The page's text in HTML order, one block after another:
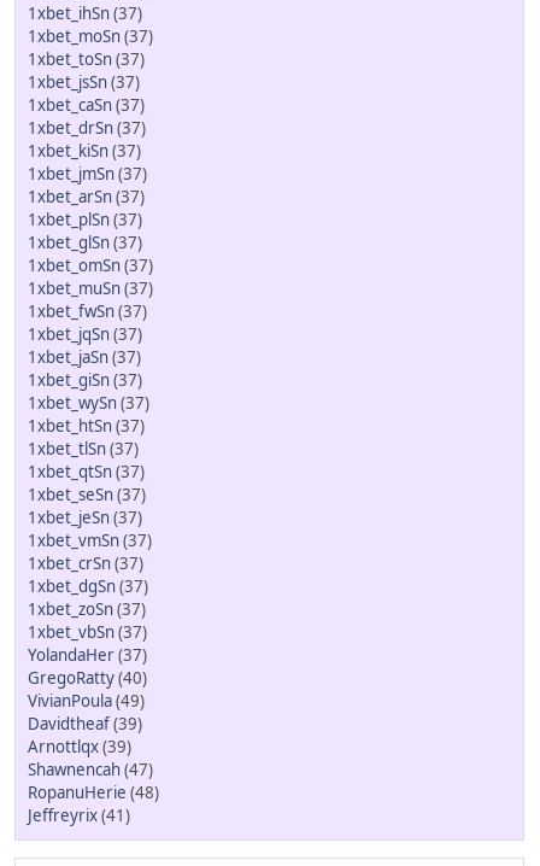
1xbet_ihSn(37)
1xbet_moSn(37)
1xbet_toSn(37)
1xbet_jsSn(37)
1xbet_caSn(37)
1xbet_drSn(37)
1xbet_kiSn(37)
1xbet_jmSn(37)
1xbet_arSn(37)
1xbet_plSn(37)
1xbet_glSn(37)
1xbet_omSn(37)
1xbet_muSn(37)
1xbet_fwSn(37)
1xbet_jqSn(37)
1xbet_jaSn(37)
1xbet_giSn(37)
1xbet_wySn(37)
1xbet_htSn(37)
1xbet_tlSn(37)
1xbet_qtSn(37)
1xbet_seSn(37)
1xbet_jeSn(37)
1xbet_vmSn(37)
1xbet_crSn(37)
1xbet_dgSn(37)
1xbet_zoSn(37)
1xbet_vbSn(37)
YolandaHer(37)
GregoRatty(40)
VivianPoula(49)
Davidtheaf(39)
Arnottlqx(39)
Shawnencah(47)
RopanuHerie (48)
Jeffreyrix(41)